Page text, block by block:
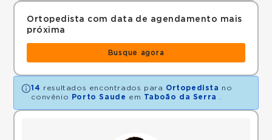
Ortopedista com data de agendamento mais
próxima
Busque agora
14 resultados encontrados para Ortopedista no
convênio
Porto Saude em Taboão da Serra